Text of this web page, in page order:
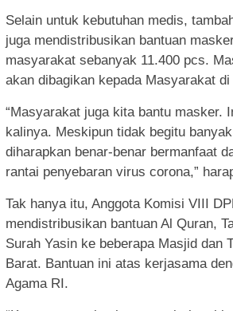
Selain untuk kebutuhan medis,
juga mendistribusikan bantuan
masyarakat sebanyak 11.400 pcs.
akan dibagikan kepada Masyarakat
“Masyarakat juga kita bantu masker.
kalinya. Meskipun tidak begitu
diharapkan benar-benar bermanfaat
rantai penyebaran virus corona,”
Tak hanya itu, Anggota Komisi VIII
mendistribusikan bantuan Al Quran,
Surah Yasin ke beberapa Masjid dan
Barat. Bantuan ini atas kerjasama
Agama RI.